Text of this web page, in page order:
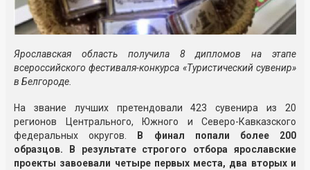
Ярославская область получила 8 дипломов на этапе
всероссийского фестиваля-конкурса «Туристический сувенир»
в Белгороде.
На звание лучших претендовали 423 сувенира из 20
регионов Центрального, Южного и Северо-Кавказского
федеральных округов.
В финал попали более 200
образцов. В результате строгого отбора ярославские
проекты завоевали четыре первых места, два вторых и